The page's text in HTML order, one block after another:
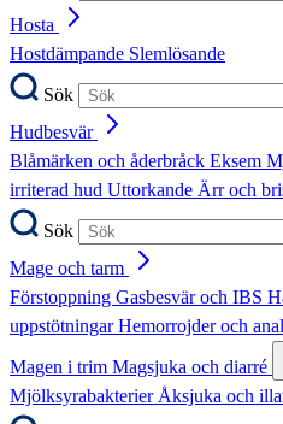
Hosta
Hostdämpande Slemlösande
Sök
Hudbesvär
Blåmärken och åderbråck Eksem
irriterad hud Uttorkande Ärr och
Sök
Mage och tarm
Förstoppning Gasbesvär och IBS
uppstötningarHemorrojder och
Magen i trim Magsjuka och diarré
MjölksyrabakterierÅksjuka och